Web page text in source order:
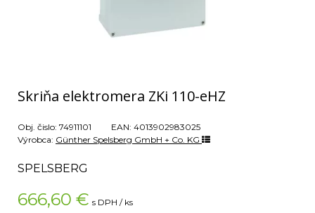
Skriňa elektromera ZKi 110-eHZ
Obj. čislo: 74911101 EAN: 4013902983025
Výrobca: Günther Spelsberg GmbH + Co. KG
SPELSBERG
666,60 € s DPH / ks